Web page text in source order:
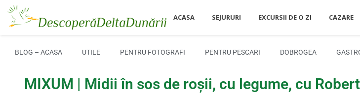
ACASA SEJURURI EXCURSII DE O ZI CAZARE
BLOG – ACASA UTILE PENTRU FOTOGRAFI PENTRU PESCARI DOBROGEA
MIXUM | Midii în sos de roșii, cu legume, cu